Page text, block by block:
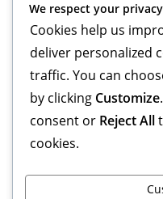
Leave a Reply
Comment
We respect your privacy
Cookies help us
deliver personalized
traffic. You can
by clicking Customize
consent or Reject All
cookies.